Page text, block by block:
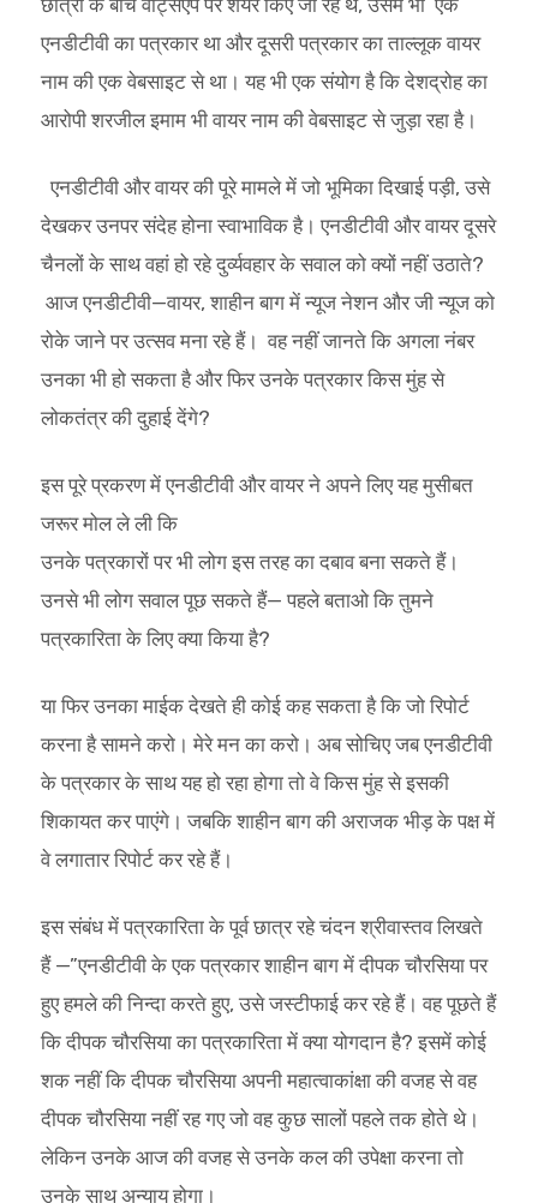
एनडीटीवी का पत्रकार था और दूसरी पत्रकार का ताल्लूक वायर
नाम की एक वेबसाइट से था। यह भी एक संयोग है कि देशद्रोह का
आरोपी शरजील इमाम भी वायर नाम की वेबसाइट से जुड़ा रहा है।
एनडीटीवी और वायर की पूरे मामले में जो भूमिका दिखाई पड़ी, उसे
देखकर उनपर संदेह होना स्वाभाविक है। एनडीटीवी और वायर दूसरे
चैनलों के साथ वहां हो रहे दुर्व्यवहार के सवाल को क्यों नहीं उठाते?
आज एनडीटीवी—वायर, शाहीन बाग में न्यूज नेशन और जी न्यूज को
रोके जाने पर उत्सव मना रहे हैं। वह नहीं जानते कि अगला नंबर
उनका भी हो सकता है और फिर उनके पत्रकार किस मुंह से
लोकतंत्र की दुहाई देंगे?
इस पूरे प्रकरण में एनडीटीवी और वायर ने अपने लिए यह मुसीबत
जरूर मोल ले ली कि
उनके पत्रकारों पर भी लोग इस तरह का दबाव बना सकते हैं।
उनसे भी लोग सवाल पूछ सकते हैं— पहले बताओ कि तुमने
पत्रकारिता के लिए क्या किया है?
या फिर उनका माईक देखते ही कोई कह सकता है कि जो रिपोर्ट
करना है सामने करो। मेरे मन का करो। अब सोचिए जब एनडीटीवी
के पत्रकार के साथ यह हो रहा होगा तो वे किस मुंह से इसकी
शिकायत कर पाएंगे। जबकि शाहीन बाग की अराजक भीड़ के पक्ष में
वे लगातार रिपोर्ट कर रहे हैं।
इस संबंध में पत्रकारिता के पूर्व छात्र रहे चंदन श्रीवास्तव लिखते
हैं —”एनडीटीवी के एक पत्रकार शाहीन बाग में दीपक चौरसिया पर
हुए हमले की निन्दा करते हुए, उसे जस्टीफाई कर रहे हैं। वह पूछते हैं
कि दीपक चौरसिया का पत्रकारिता में क्या योगदान है? इसमें कोई
शक नहीं कि दीपक चौरसिया अपनी महात्वाकांक्षा की वजह से वह
दीपक चौरसिया नहीं रह गए जो वह कुछ सालों पहले तक होते थे।
लेकिन उनके आज की वजह से उनके कल की उपेक्षा करना तो
उनके साथ अन्याय होगा।